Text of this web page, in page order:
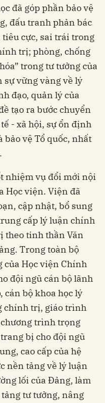
đã góp phần bảo vệ
đấu tranh phản bác
cực, sai trái trong
trị; phòng, chống
trong tư tưởng của
sự vững vàng về lý
đạo, quản lý của
tạo ra bước chuyển
- xã hội, sự ổn định
vệ Tổ quốc, nhất
nhiệm vụ đổi mới nội
Học viện. Viện đã
cập nhật, bổ sung
cấp lý luận chính
theo tinh thần Văn
Trong toàn bộ
của Học viện Chính
đội ngũ cán bộ lãnh
cán bộ khoa học lý
chính trị, giáo trình
trình trọng
bị cho đội ngũ
cao cấp của hệ
nền tảng về lý luận
lối của Đảng, làm
tư tưởng, nâng